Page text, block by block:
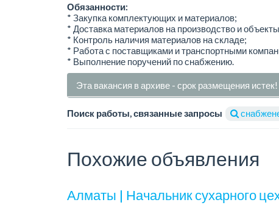
Обязанности:
* Закупка комплектующих и материалов;
* Доставка материалов на производство и
* Контроль наличия материалов на складе;
* Работа с поставщиками и транспортными
* Выполнение поручений по снабжению.
Эта вакансия в архиве - срок размещения истек!
Поиск работы, связанные запросы
Похожие объявления
Алматы | Начальник сухарного